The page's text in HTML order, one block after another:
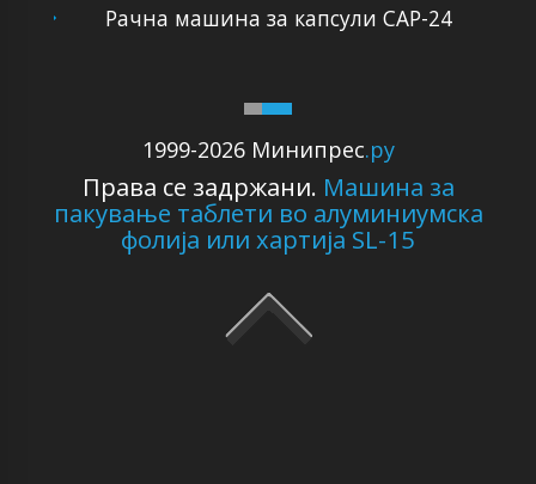
1999-2026 Минипрес.ру
Права се задржани. Машина за
пакување таблети во алуминиумска
фолија или хартија SL-15
Рачна машина за капсули CAP-24